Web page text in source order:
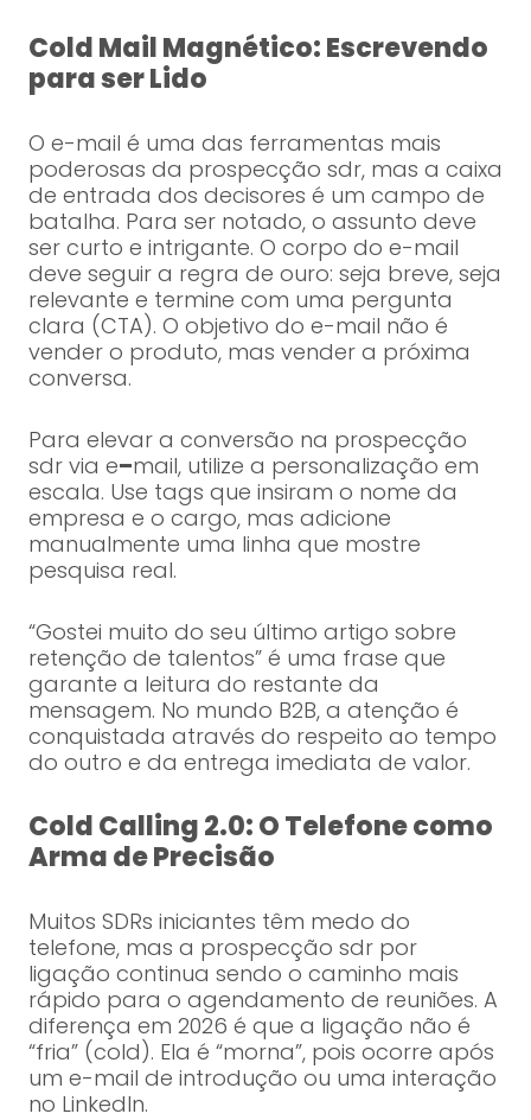
Cold Mail Magnético: Escrevendo
para ser Lido
O e-mail é uma das ferramentas mais
poderosas da prospecção sdr, mas a caixa
de entrada dos decisores é um campo de
batalha. Para ser notado, o assunto deve
ser curto e intrigante. O corpo do e-mail
deve seguir a regra de ouro: seja breve, seja
relevante e termine com uma pergunta
clara (CTA). O objetivo do e-mail não é
vender o produto, mas vender a próxima
conversa.
Para elevar a conversão na prospecção
sdr via e–mail, utilize a personalização em
escala. Use tags que insiram o nome da
empresa e o cargo, mas adicione
manualmente uma linha que mostre
pesquisa real.
“Gostei muito do seu último artigo sobre
retenção de talentos” é uma frase que
garante a leitura do restante da
mensagem. No mundo B2B, a atenção é
conquistada através do respeito ao tempo
do outro e da entrega imediata de valor.
Cold Calling 2.0: O Telefone como
Arma de Precisão
Muitos SDRs iniciantes têm medo do
telefone, mas a prospecção sdr por
ligação continua sendo o caminho mais
rápido para o agendamento de reuniões. A
diferença em 2026 é que a ligação não é
“fria” (cold). Ela é “morna”, pois ocorre após
um e-mail de introdução ou uma interação
no LinkedIn.